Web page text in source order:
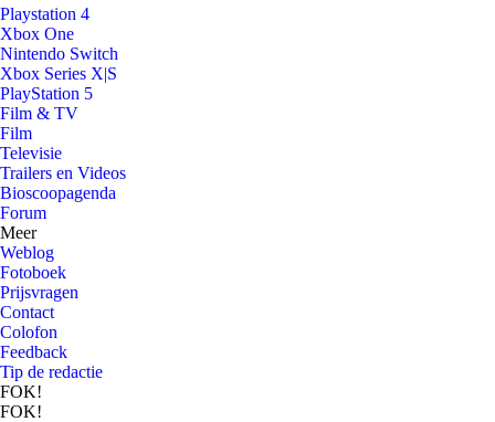
Playstation 4
Xbox One
Nintendo Switch
Xbox Series X|S
PlayStation 5
Film & TV
Film
Televisie
Trailers en Videos
Bioscoopagenda
Forum
Meer
Weblog
Fotoboek
Prijsvragen
Contact
Colofon
Feedback
Tip de redactie
FOK!
FOK!